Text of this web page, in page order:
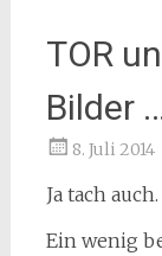
TOR
Bilder
8. Juli 2014
Ja tach auch.
Ein wenig